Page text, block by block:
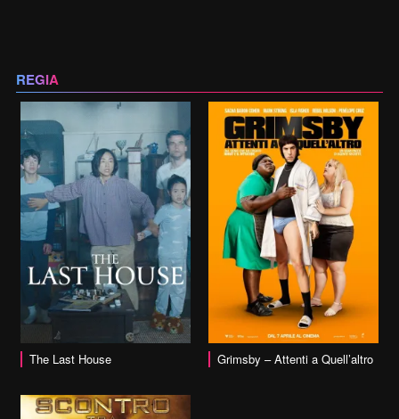
REGIA
The Last House
vai alla scheda Grimsby – Attenti a Quell’altro